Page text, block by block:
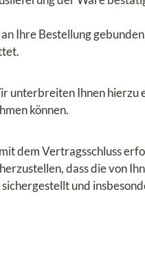
Ihre Bestellung
unterbreiten Ihnen hierzu
können.
dem Vertragsschluss
dass die von
und